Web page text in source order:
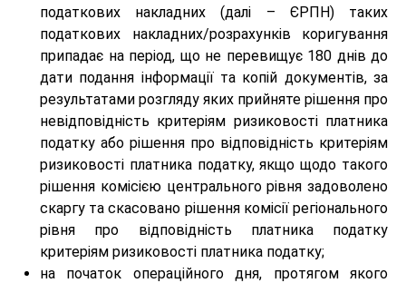
податкових накладних (далі – ЄРПН) таких
податкових накладних/розрахунків коригування
припадає на період, що не перевищує 180 днів до
дати подання інформації та копій документів, за
результатами розгляду яких прийняте рішення про
невідповідність критеріям ризиковості платника
податку або рішення про відповідність критеріям
ризиковості платника податку, якщо щодо такого
рішення комісією центрального рівня задоволено
скаргу та скасовано рішення комісії регіонального
рівня про відповідність платника податку
критеріям ризиковості платника податку;
на початок операційного дня, протягом якого